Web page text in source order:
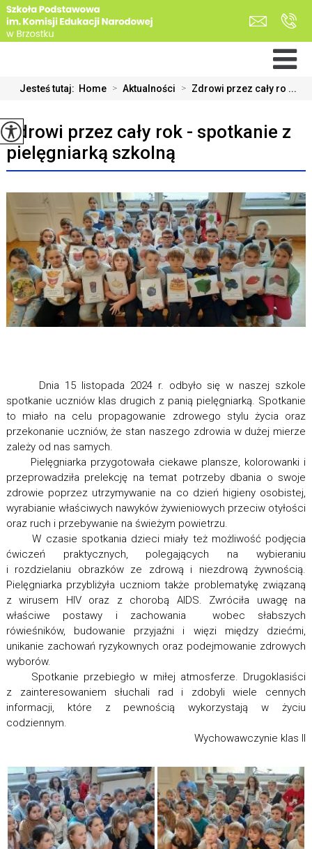
Jesteś tutaj: Home > Aktualności > Zdrowi przez cały ro ...
Zdrowi przez cały rok - spotkanie z
pielęgniarką szkolną
Dnia 15 listopada 2024 r. odbyło się w naszej szkole
spotkanie uczniów klas drugich z panią pielęgniarką. Spotkanie
to miało na celu propagowanie zdrowego stylu życia oraz
przekonanie uczniów, że stan naszego zdrowia w dużej mierze
zależy od nas samych.
Pielęgniarka przygotowała ciekawe plansze, kolorowanki i
przeprowadziła prelekcję na temat potrzeby dbania o swoje
zdrowie poprzez utrzymywanie na co dzień higieny osobistej,
wyrabianie właściwych nawyków żywieniowych przeciw otyłości
oraz ruch i przebywanie na świeżym powietrzu.
W czasie spotkania dzieci miały też możliwość podjęcia
ćwiczeń praktycznych, polegających na wybieraniu
i rozdzielaniu obrazków ze zdrową i niezdrową żywnością.
Pielęgniarka przybliżyła uczniom także problematykę związaną
z wirusem HIV oraz z chorobą AIDS. Zwróciła uwagę na
właściwe postawy i zachowania wobec słabszych
rówieśników, budowanie przyjaźni i więzi między dziećmi,
unikanie zachowań ryzykownych oraz podejmowanie zdrowych
wyborów.
Spotkanie przebiegło w miłej atmosferze. Drugoklasiści
z zainteresowaniem słuchali rad i zdobyli wiele cennych
informacji, które z pewnością wykorzystają w życiu
codziennym.
Wychowawczynie klas II